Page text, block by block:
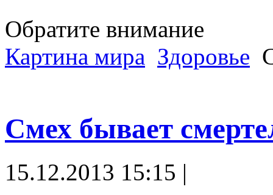
Обратите внимание
Картина мира Здоровье
Смех бывает
15.12.2013 15:15 |